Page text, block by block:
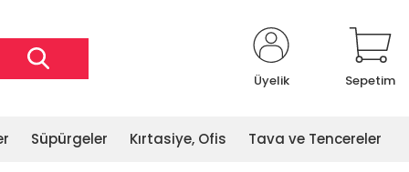
Üyelik Sepetim
Süpürgeler Kırtasiye, Ofis Tava ve Tencereler